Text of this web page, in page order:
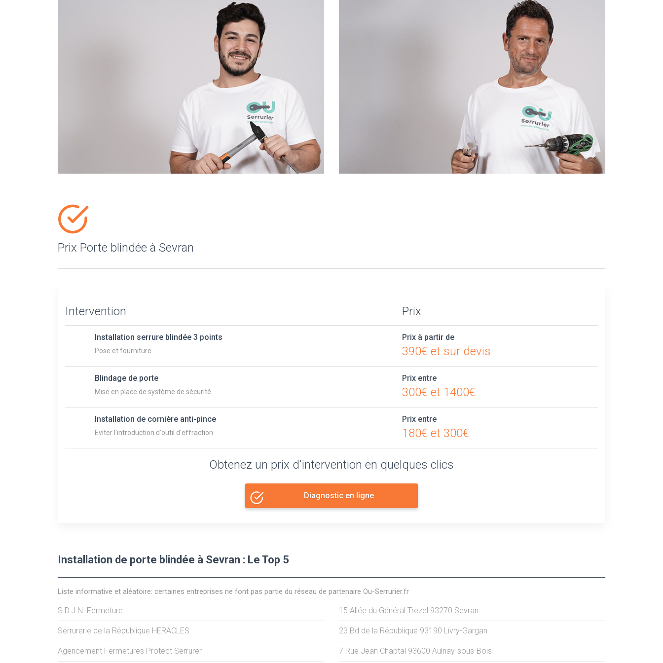
Prix Porte blindée à Sevran
Intervention Prix
Installation serrure blindée 3 points
Pose et fourniture
Prix à partir de
390€ et sur devis
Blindage de porte
Mise en place de système de sécurité
Prix entre
300€ et 1400€
Installation de cornière anti-pince
Eviter l'introduction d'outil d'effraction
Prix entre
180€ et 300€
Obtenez un prix d'intervention en quelques clics
Diagnostic en ligne
Installation de porte blindée à Sevran : Le Top 5
Liste informative et aléatoire: certaines entreprises ne font pas partie du réseau de partenaire Ou-Serrurier.fr
S.D.J.N. Fermeture 15 Allée du Général Trezel 93270 Sevran
Serrurerie de la République HERACLES 23 Bd de la République 93190 Livry-Gargan
Agencement Fermetures Protect Serrurer 7 Rue Jean Chaptal 93600 Aulnay-sous-Bois